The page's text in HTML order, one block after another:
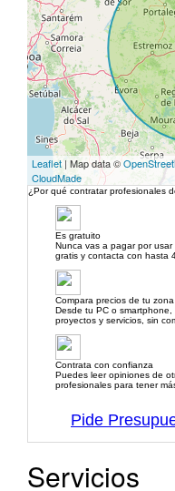
Leaflet | Map data ©
CloudMade
¿Por qué contratar profesionales
Es gratuito
Nunca vas a pagar por
gratis y contacta con hasta
Compara precios de tu zona
Desde tu PC o
proyectos y servicios, sin
Contrata con confianza
Puedes leer opiniones de
profesionales para tener
Pide
Servicios